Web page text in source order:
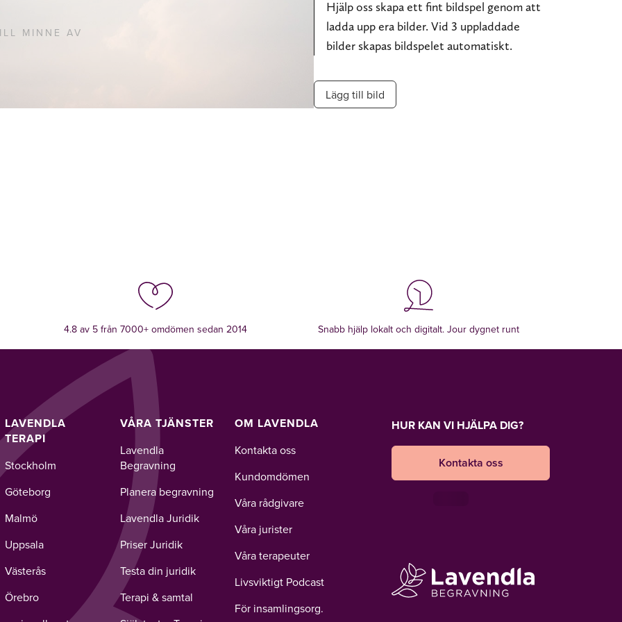
MINNE AV
Hjälp oss skapa ett fint bildspel genom att
ladda upp era bilder. Vid 3 uppladdade
bilder skapas bildspelet automatiskt.
Lägg till bild
4.8 av 5 från 7000+ omdömen sedan 2014 Snabb hjälp lokalt och digitalt. Jour dygnet runt
LAVENDLA
TERAPI
Stockholm
Göteborg
Malmö
Uppsala
Västerås
Örebro
VÅRA TJÄNSTER
Lavendla
Begravning
Planera begravning
Lavendla Juridik
Priser Juridik
Testa din juridik
Terapi & samtal
OM LAVENDLA
Kontakta oss
Kundomdömen
Våra rådgivare
Våra jurister
Våra terapeuter
Livsviktigt Podcast
För insamlingsorg.
HUR KAN VI HJÄLPA DIG?
Kontakta oss